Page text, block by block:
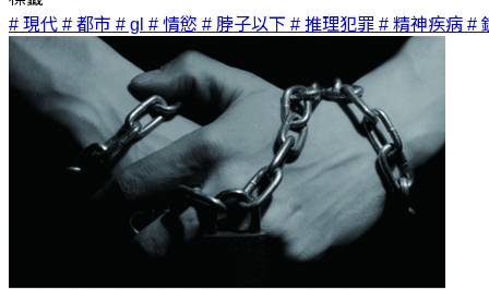
# 現代 # 都市 # gl # 情慾 # 脖子以下 # 推理犯罪 # 精神疾病 #